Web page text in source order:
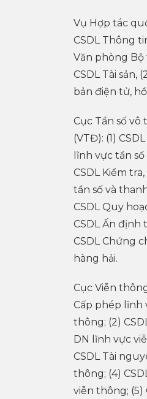
Vụ Hợp tác
CSDL Thông
Văn phòng Bộ
CSDL Tài sản,
bản điện tử,
Cục Tần số vô
(VTĐ): (1)
lĩnh vực tần số
CSDL Kiểm
tần số và
CSDL Quy
CSDL Ấn định
CSDL Chứng
hàng hải.
Cục Viễn
Cấp phép lĩnh
thông; (2)
DN lĩnh vực
CSDL Tài
thông; (4)
viễn thông; (5)